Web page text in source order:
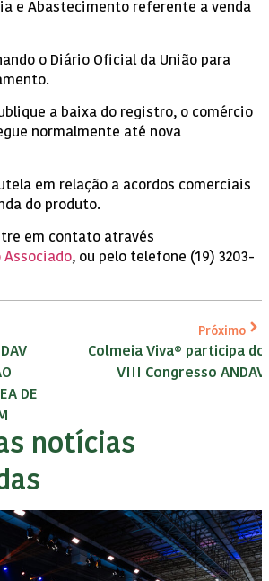
e Abastecimento referente a venda
o Diário Oficial da União para
a baixa do registro, o comércio
normalmente até nova
em relação a acordos comerciais
do produto.
em contato através
, ou pelo telefone (19) 3203-
DE
Próximo
Colmeia Viva® participa do
VIII Congresso ANDAV
notícias